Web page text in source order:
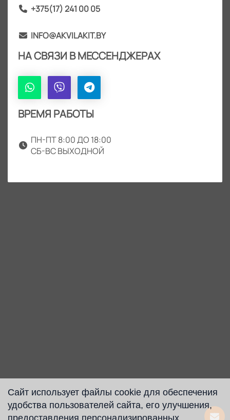
Сайт использует файлы cookie для обеспечения
удобства пользователей сайта, его улучшения,
предоставления персонализированных
+375(17) 241 00 05
INFO@AKVILAKIT.BY
НА СВЯЗИ В МЕССЕНДЖЕРАХ
ВРЕМЯ РАБОТЫ
ПН-ПТ 8:00 ДО 18:00
СБ-ВС ВЫХОДНОЙ